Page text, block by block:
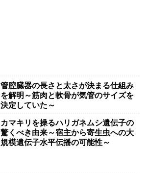
管腔臓器の長さと太さが決まる仕組み
を解明～筋肉と軟骨が気管のサイズを
決定していた～
カマキリを操るハリガネムシ遺伝子の
驚くべき由来～宿主から寄生虫への大
規模遺伝子水平伝播の可能性～